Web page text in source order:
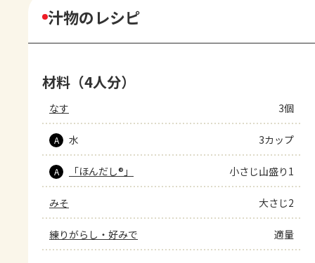
汁物のレシピ
材料（4人分）
なす 3個
A 水 3カップ
A 「ほんだし®」 小さじ山盛り1
みそ 大さじ2
練りがらし・好みで 適量